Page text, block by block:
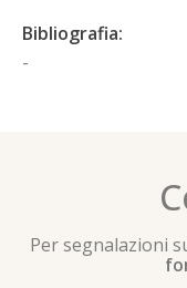
Bibliografia:
-
Per segnalazioni